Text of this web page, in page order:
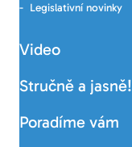
Legislativní novinky
Video
Stručně a jasně!
Poradíme vám